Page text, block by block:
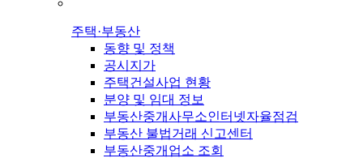
주택·부동산
동향 및 정책
공시지가
주택건설사업 현황
분양 및 임대 정보
부동산중개사무소인터넷자율점검
부동산 불법거래 신고센터
부동산중개업소 조회